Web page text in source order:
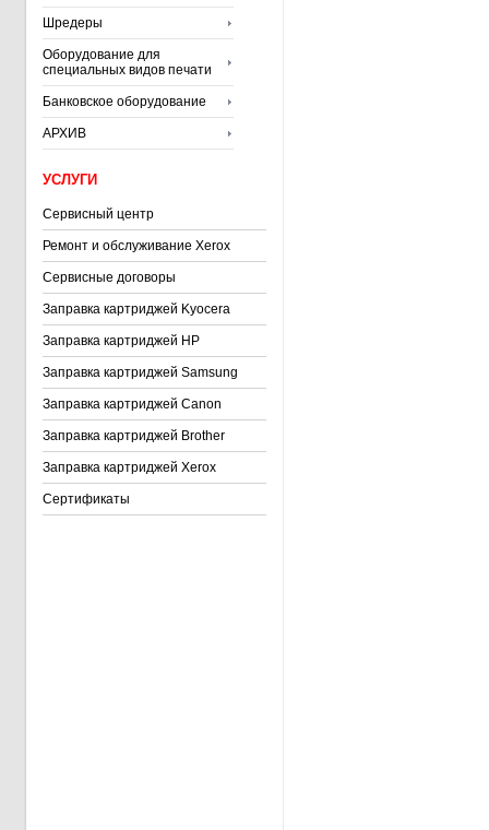
Шредеры
Оборудование для
специальных видов печати
Банковское оборудование
АРХИВ
УСЛУГИ
Сервисный центр
Ремонт и обслуживание Xerox
Сервисные договоры
Заправка картриджей Kyocera
Заправка картриджей HP
Заправка картриджей Samsung
Заправка картриджей Canon
Заправка картриджей Brother
Заправка картриджей Xerox
Сертификаты